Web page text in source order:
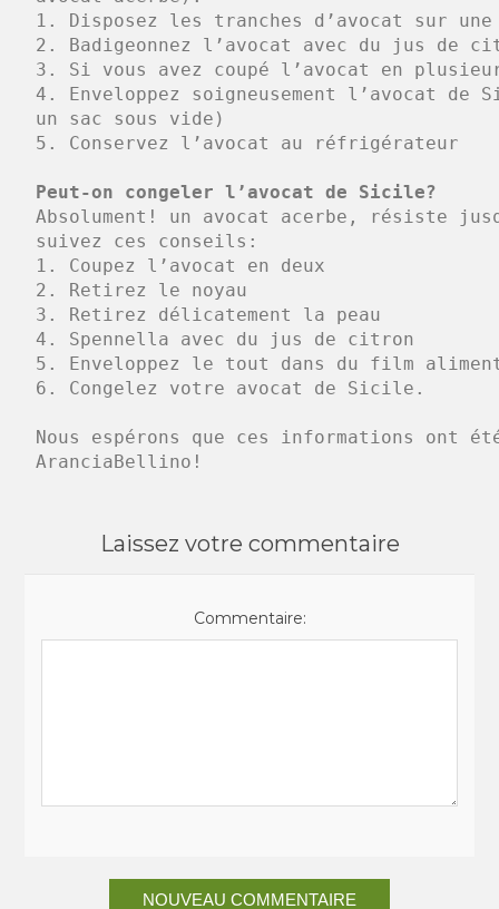
1. Disposez les tranches d’avocat sur
2. Badigeonnez l’avocat avec du jus de
3. Si vous avez coupé l’avocat en
4. Enveloppez soigneusement l’avocat
un sac sous vide)
5. Conservez l’avocat au réfrigérateur
Peut-on congeler l’avocat de Sicile?
Absolument! un avocat acerbe, résiste
suivez ces conseils:
1. Coupez l’avocat en deux
2. Retirez le noyau
3. Retirez délicatement la peau
4. Spennella avec du jus de citron
5. Enveloppez le tout dans du film
6. Congelez votre avocat de Sicile.
Nous espérons que ces informations ont
AranciaBellino!
Laissez votre commentaire
Commentaire:
NOUVEAU COMMENTAIRE